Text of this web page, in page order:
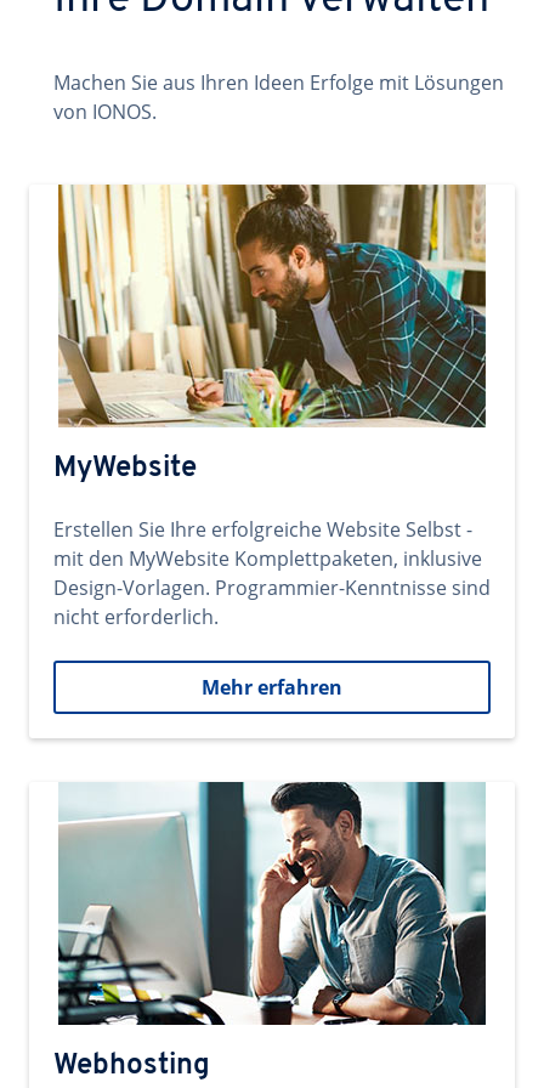
Machen Sie aus Ihren Ideen Erfolge mit Lösungen
von IONOS.
MyWebsite
Erstellen Sie Ihre erfolgreiche Website Selbst -
mit den MyWebsite Komplettpaketen, inklusive
Design-Vorlagen. Programmier-Kenntnisse sind
nicht erforderlich.
Mehr erfahren
Webhosting